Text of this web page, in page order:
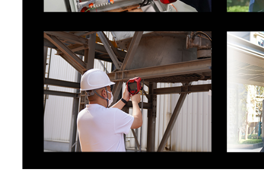
PC全辐射热像视频流
远程显示查看
通过Type-
AnalyzIR)
接
远程控制操作
通过连接
辅助功能